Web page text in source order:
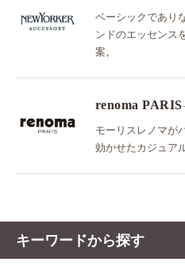
ベーシックであり
ンドのエッセンス
案。
renoma PARIS
モーリスレノマが
効かせたカジュア
キーワードから探す